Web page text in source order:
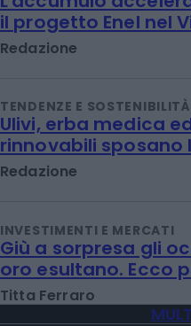
il progetto Enel nel
Redazione
TENDENZE E SOSTENIBILITÀ
Ulivi, erba medica
rinnovabili
Redazione
INVESTIMENTI E MERCATI
Giù a sorpresa gli
oro esultano. Ecco
Titta Ferraro